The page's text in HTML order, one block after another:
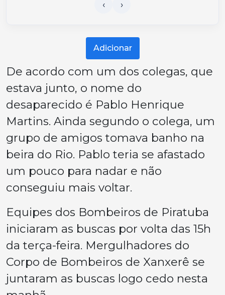
Adicionar
De acordo com um dos colegas, que
estava junto, o nome do
desaparecido é Pablo Henrique
Martins. Ainda segundo o colega, um
grupo de amigos tomava banho na
beira do Rio. Pablo teria se afastado
um pouco para nadar e não
conseguiu mais voltar.
Equipes dos Bombeiros de Piratuba
iniciaram as buscas por volta das 15h
da terça-feira. Mergulhadores do
Corpo de Bombeiros de Xanxerê se
juntaram as buscas logo cedo nesta